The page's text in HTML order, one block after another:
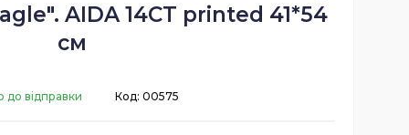
AIDA 14CT printed 41*54
см
до відправки Код: 00575